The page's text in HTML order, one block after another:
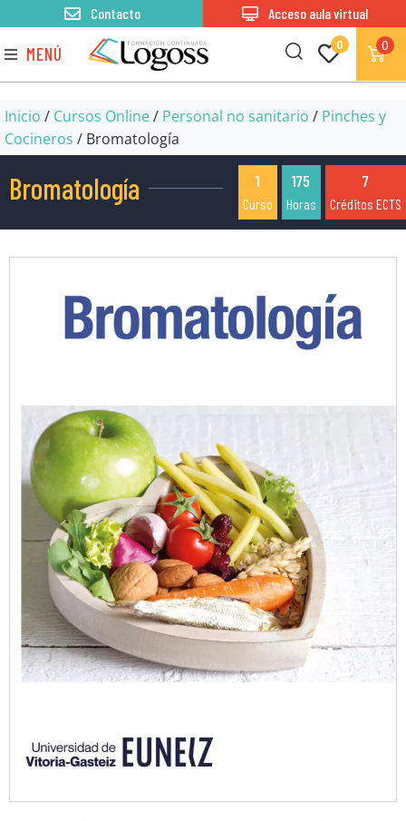
MENÚ 0 0
Contacto Acceso aula virtual
Inicio / Cursos Online/ Personal no sanitario / Pinches y
Cocineros / Bromatología
Bromatología 1
Curso
175
Horas
7
Créditos ECTS